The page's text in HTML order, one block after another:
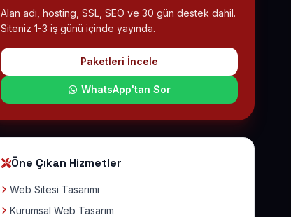
Alan adı, hosting, SSL, SEO ve 30 gün destek dahil.
Siteniz 1-3 iş günü içinde yayında.
Paketleri İncele
WhatsApp'tan Sor
Öne Çıkan Hizmetler
Web Sitesi Tasarımı
Kurumsal Web Tasarım